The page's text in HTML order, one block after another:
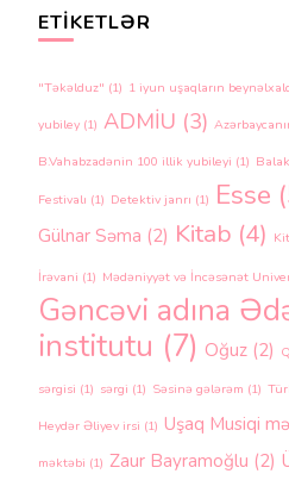
ETIKETLƏR
"Təkəlduz" (1) 1 iyun uşaqların
yubiley (1) ADMİU (3)
B.Vahabzadənin 100 illik yubileyi (1)
Festivalı (1) Detektiv janrı (1) Esse
Gülnar Səma (2) Kitab (4)
İrəvani (1) Mədəniyyət və İncəsənət
Gəncəvi adına
institutu (7) Oğuz (2)
sərgisi (1) sərgi (1) Səsinə gələrəm (1)
Heydər Əliyev irsi (1) Uşaq Musiqi
məktəbi (1) Zaur Bayramoğlu (2)